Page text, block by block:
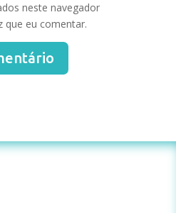
neste navegador
que eu comentar.